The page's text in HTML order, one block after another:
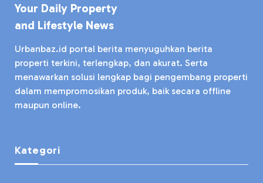
Your Daily Property
and Lifestyle News
Urbanbaz.id portal berita menyuguhkan berita
properti terkini, terlengkap, dan akurat. Serta
menawarkan solusi lengkap bagi pengembang properti
dalam mempromosikan produk, baik secara offline
maupun online.
Kategori